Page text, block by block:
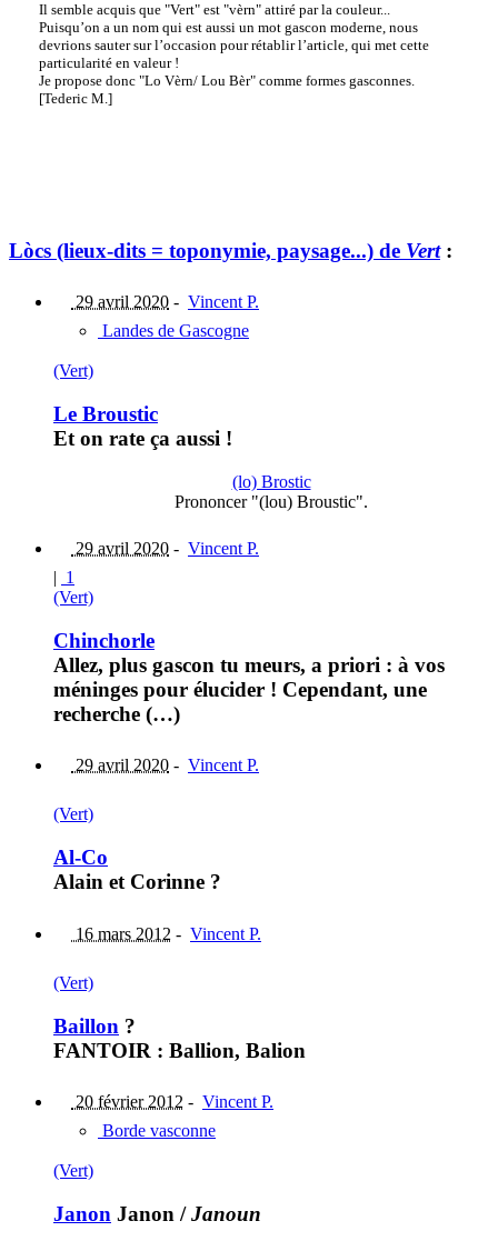
Il semble acquis que "Vert" est "vèrn" attiré par la couleur...
Puisqu’on a un nom qui est aussi un mot gascon moderne, nous
devrions sauter sur l’occasion pour rétablir l’article, qui met cette
particularité en valeur !
Je propose donc "Lo Vèrn/ Lou Bèr" comme formes gasconnes.
[Tederic M.]
Lòcs (lieux-dits = toponymie, paysage...) de Vert:
29 avril 2020 - Vincent P.
Landes de Gascogne
(Vert)
Le Broustic
Et on rate ça aussi !
(lo) Brostic
Prononcer "(lou) Broustic".
29 avril 2020 - Vincent P.
| 1
(Vert)
Chinchorle
Allez, plus gascon tu meurs, a priori : à vos
méninges pour élucider ! Cependant, une
recherche (…)
29 avril 2020 - Vincent P.
(Vert)
Al-Co
Alain et Corinne ?
16 mars 2012 - Vincent P.
(Vert)
Baillon ?
FANTOIR : Ballion, Balion
20 février 2012 - Vincent P.
Borde vasconne
(Vert)
Janon Janon /Janoun